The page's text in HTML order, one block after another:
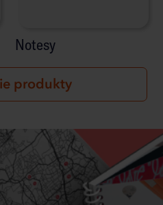
Notesy
produkty